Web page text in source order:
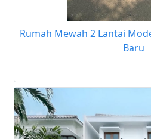
Rumah Mewah 2 Lantai
Baru